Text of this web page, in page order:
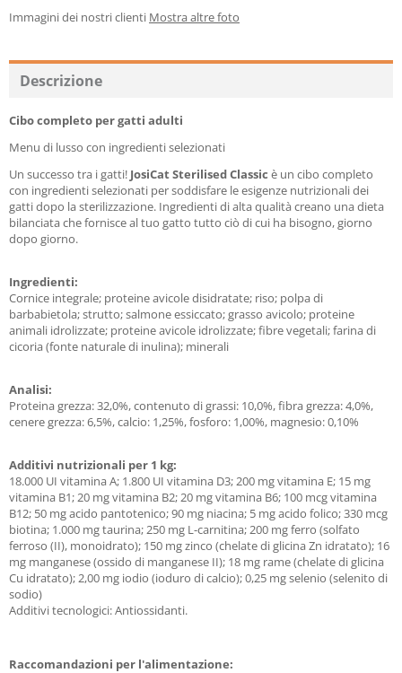
Immagini dei nostri clienti Mostra altre foto
Descrizione
Cibo completo per gatti adulti
Menu di lusso con ingredienti selezionati
Un successo tra i gatti! JosiCat Sterilised Classic è un cibo completo
con ingredienti selezionati per soddisfare le esigenze nutrizionali dei
gatti dopo la sterilizzazione. Ingredienti di alta qualità creano una dieta
bilanciata che fornisce al tuo gatto tutto ciò di cui ha bisogno, giorno
dopo giorno.
Ingredienti:
Cornice integrale; proteine avicole disidratate; riso; polpa di
barbabietola; strutto; salmone essiccato; grasso avicolo; proteine
animali idrolizzate; proteine avicole idrolizzate; fibre vegetali; farina di
cicoria (fonte naturale di inulina); minerali
Analisi:
Proteina grezza: 32,0%, contenuto di grassi: 10,0%, fibra grezza: 4,0%,
cenere grezza: 6,5%, calcio: 1,25%, fosforo: 1,00%, magnesio: 0,10%
Additivi nutrizionali per 1 kg:
18.000 UI vitamina A; 1.800 UI vitamina D3; 200 mg vitamina E; 15 mg
vitamina B1; 20 mg vitamina B2; 20 mg vitamina B6; 100 mcg vitamina
B12; 50 mg acido pantotenico; 90 mg niacina; 5 mg acido folico; 330 mcg
biotina; 1.000 mg taurina; 250 mg L-carnitina; 200 mg ferro (solfato
ferroso (II), monoidrato); 150 mg zinco (chelate di glicina Zn idratato); 16
mg manganese (ossido di manganese II); 18 mg rame (chelate di glicina
Cu idratato); 2,00 mg iodio (ioduro di calcio); 0,25 mg selenio (selenito di
sodio)
Additivi tecnologici: Antiossidanti.
Raccomandazioni per l'alimentazione: